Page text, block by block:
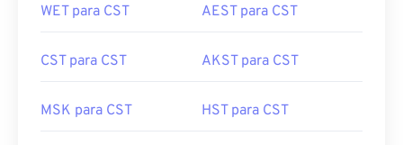
WET para CST AEST para CST
CST para CST AKST para CST
MSK para CST HST para CST